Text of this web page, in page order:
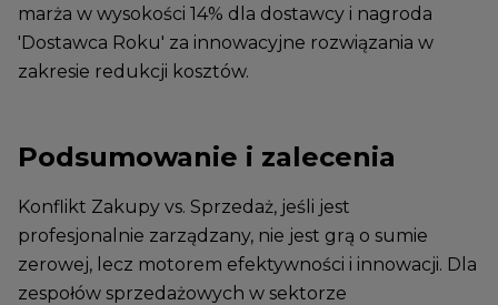
marża w wysokości 14% dla dostawcy i nagroda
'Dostawca Roku' za innowacyjne rozwiązania w
zakresie redukcji kosztów.
Podsumowanie i zalecenia
Konflikt Zakupy vs. Sprzedaż, jeśli jest
profesjonalnie zarządzany, nie jest grą o sumie
zerowej, lecz motorem efektywności i innowacji. Dla
zespołów sprzedażowych w sektorze